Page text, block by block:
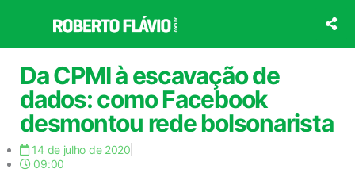
o
conteúdo
Da CPMI à escavação de
dados: como Facebook
desmontou rede bolsonarista
14 de julho de 2020
09:00